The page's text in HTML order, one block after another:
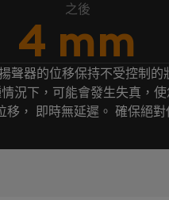
之後
4 mm
聲器的位移保持不受控制的
況下，可能會發生失真，
移， 即時無延遲。 確保絕對